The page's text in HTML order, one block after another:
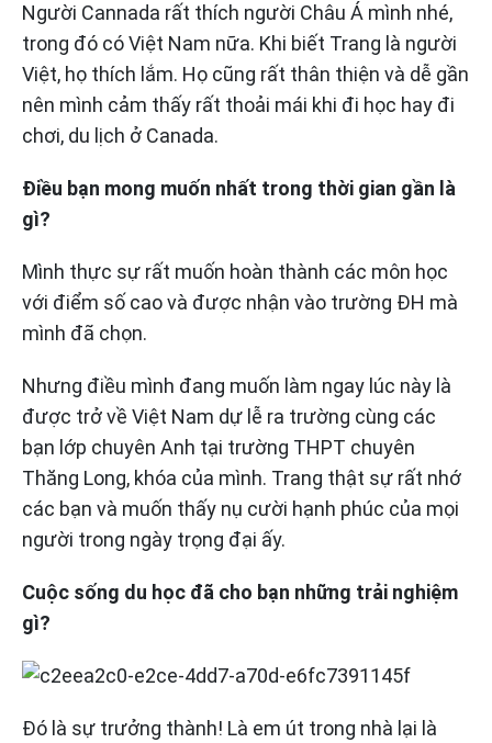
Người Cannada rất thích người Châu Á mình nhé,
trong đó có Việt Nam nữa. Khi biết Trang là người
Việt, họ thích lắm. Họ cũng rất thân thiện và dễ gần
nên mình cảm thấy rất thoải mái khi đi học hay đi
chơi, du lịch ở Canada.
Điều bạn mong muốn nhất trong thời gian gần là
gì?
Mình thực sự rất muốn hoàn thành các môn học
với điểm số cao và được nhận vào trường ĐH mà
mình đã chọn.
Nhưng điều mình đang muốn làm ngay lúc này là
được trở về Việt Nam dự lễ ra trường cùng các
bạn lớp chuyên Anh tại trường THPT chuyên
Thăng Long, khóa của mình. Trang thật sự rất nhớ
các bạn và muốn thấy nụ cười hạnh phúc của mọi
người trong ngày trọng đại ấy.
Cuộc sống du học đã cho bạn những trải nghiệm
gì?
Đó là sự trưởng thành! Là em út trong nhà lại là